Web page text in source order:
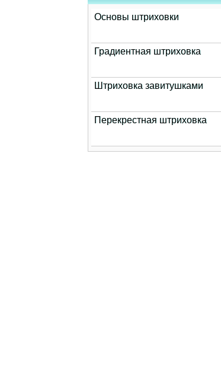
Основы штриховки
Градиентная штриховка
Штриховка завитушками
Перекрестная штриховка